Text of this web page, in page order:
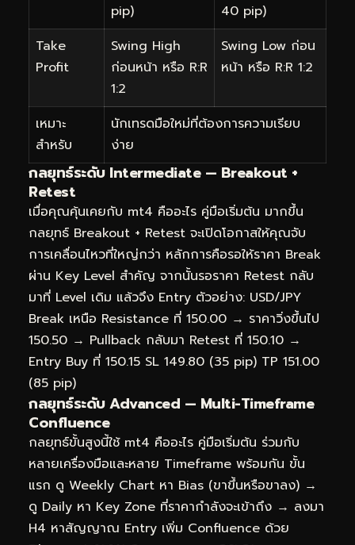
pip)
40 pip)
Take
Profit
Swing High
ก่อนหน้า หรือ R:R
1:2
Swing Low ก่อน
หน้า หรือ R:R 1:2
เหมาะ
สำหรับ
นักเทรดมือใหม่ที่ต้องการความเรียบ
ง่าย
กลยุทธ์ระดับ Intermediate — Breakout +
Retest
เมื่อคุณคุ้นเคยกับ mt4 คืออะไร คู่มือเริ่มต้น มากขึ้น
กลยุทธ์ Breakout + Retest จะเปิดโอกาสให้คุณจับ
การเคลื่อนไหวที่ใหญ่กว่า หลักการคือรอให้ราคา Break
ผ่าน Key Level สำคัญ จากนั้นรอราคา Retest กลับ
มาที่ Level เดิม แล้วจึง Entry ตัวอย่าง: USD/JPY
Break เหนือ Resistance ที่ 150.00 → ราคาวิ่งขึ้นไป
150.50 → Pullback กลับมา Retest ที่ 150.10 →
Entry Buy ที่ 150.15 SL 149.80 (35 pip) TP 151.00
(85 pip)
กลยุทธ์ระดับ Advanced — Multi-Timeframe
Confluence
กลยุทธ์ขั้นสูงนี้ใช้ mt4 คืออะไร คู่มือเริ่มต้น ร่วมกับ
หลายเครื่องมือและหลาย Timeframe พร้อมกัน ขั้น
แรก ดู Weekly Chart หา Bias (ขาขึ้นหรือขาลง) →
ดู Daily หา Key Zone ที่ราคากำลังจะเข้าถึง → ลงมา
H4 หาสัญญาณ Entry เพิ่ม Confluence ด้วย